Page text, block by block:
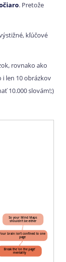
. Pretože
kľúčové
rovnako ako
i len 10 obrázkov
10.000 slovám!;)